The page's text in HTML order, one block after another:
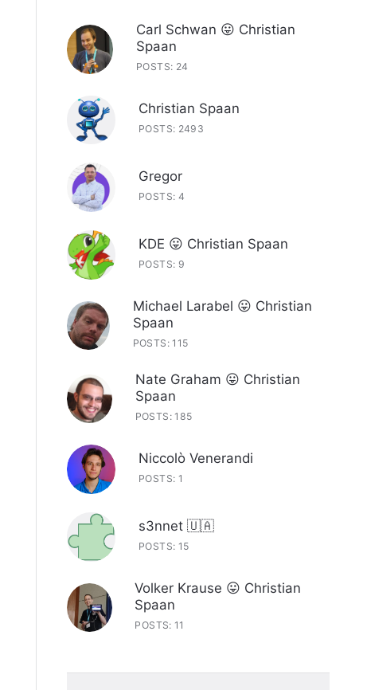
Carl Schwan 😛 Christian
Spaan
POSTS: 24
Christian Spaan
POSTS: 2493
Gregor
POSTS: 4
KDE 😛 Christian Spaan
POSTS: 9
Michael Larabel 😛 Christian
Spaan
POSTS: 115
Nate Graham 😛 Christian
Spaan
POSTS: 185
Niccolò Venerandi
POSTS: 1
s3nnet 🇺🇦
POSTS: 15
Volker Krause 😛 Christian
Spaan
POSTS: 11